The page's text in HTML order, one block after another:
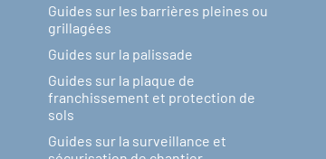
Guides sur les barrières pleines ou
grillagées
Guides sur la palissade
Guides sur la plaque de
franchissement et protection de
sols
Guides sur la surveillance et